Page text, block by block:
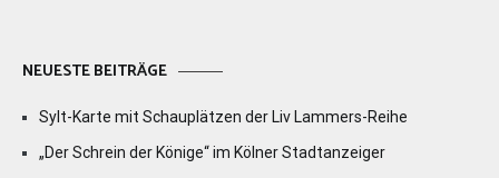
NEUESTE BEITRÄGE
Sylt-Karte mit Schauplätzen der Liv Lammers-Reihe
„Der Schrein der Könige“ im Kölner Stadtanzeiger